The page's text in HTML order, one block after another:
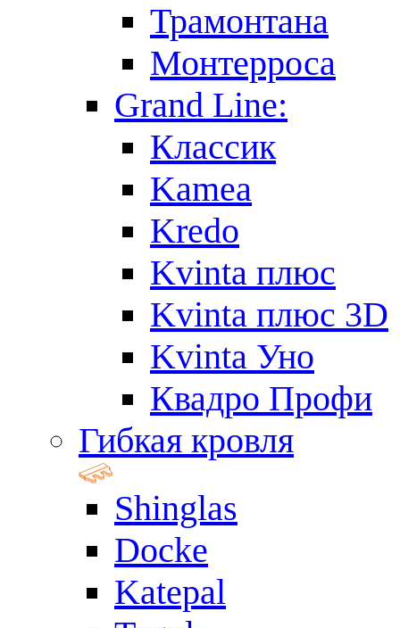
Трамонтана
Монтерроса
Grand Line:
Классик
Kamea
Kredo
Kvinta плюс
Kvinta плюс 3D
Kvinta Уно
Квадро Профи
Гибкая кровля
Shinglas
Docke
Katepal